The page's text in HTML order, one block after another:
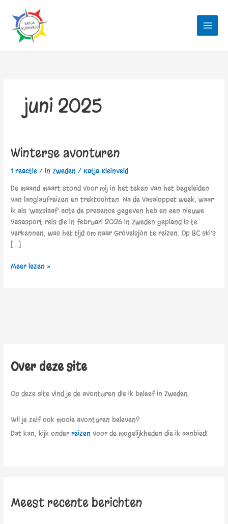
naar
inhoud
juni 2025
Winterse avonturen
1 reactie /in Zweden / Katja Kleinveld
De maand maart stond voor mij in het teken van het begeleiden
van langlaufreizen en trektochten. Na de Vasaloppet week, waar
ik als ‘waxslaaf’ acte de presence gegeven heb en een nieuwe
Vasasport reis die in februari 2026 in Zweden gepland is te
verkennen, was het tijd om naar Grövelsjön te reizen. Op BC ski’s
[…]
Winterse
Meer lezen »
Over deze site
Op deze site vind je de avonturen die ik beleef in Zweden.
Wil je zelf ook mooie avonturen beleven?
Dat kan, kijk onderreizen voor de mogelijkheden die ik aanbied!
Meest recente berichten